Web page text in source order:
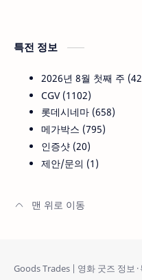
특전 정보
2026년 8월 첫째 주 42
CGV 1102
롯데시네마 658
메가박스 795
인증샷 20
제안/문의
1